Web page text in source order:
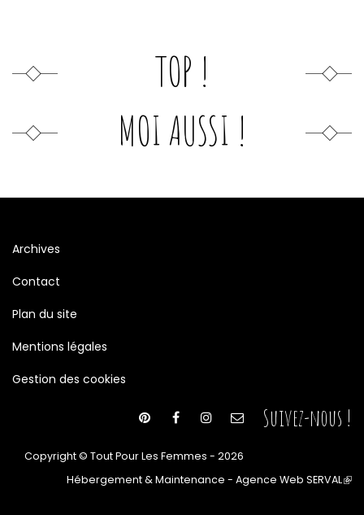
TOP !
MOI AUSSI !
Archives
Contact
Plan du site
Mentions légales
Gestion des cookies
Suivez-nous !
Copyright © Tout Pour Les Femmes - 2026
Hébergement & Maintenance - Agence Web SERVAL(le